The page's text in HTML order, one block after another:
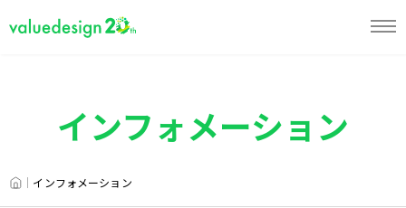
インフォメーション
HOMEインフォメーション